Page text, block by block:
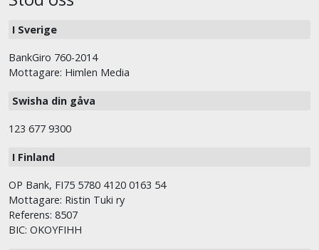
I Sverige
BankGiro 760-2014
Mottagare: Himlen Media
Swisha din gåva
123 677 9300
I Finland
OP Bank, FI75 5780 4120 0163 54
Mottagare: Ristin Tuki ry
Referens: 8507
BIC: OKOYFIHH